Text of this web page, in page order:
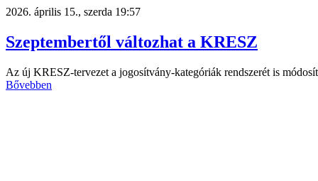
2026. április 15., szerda 19:57
Szeptembertől változhat a KRESZ
Az új KRESZ-tervezet a jogosítvány-kategóriák rendszerét is
Bővebben